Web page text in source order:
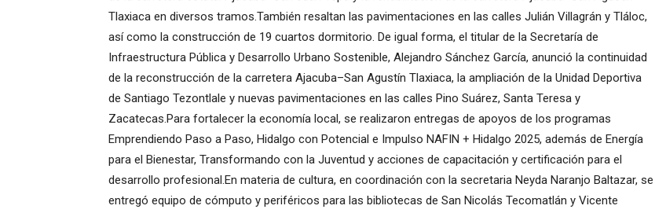
Tlaxiaca en diversos tramos.También resaltan las pavimentaciones en las calles Julián Villagrán y Tláloc,
así como la construcción de 19 cuartos dormitorio. De igual forma, el titular de la Secretaría de
Infraestructura Pública y Desarrollo Urbano Sostenible, Alejandro Sánchez García, anunció la continuidad
de la reconstrucción de la carretera Ajacuba–San Agustín Tlaxiaca, la ampliación de la Unidad Deportiva
de Santiago Tezontlale y nuevas pavimentaciones en las calles Pino Suárez, Santa Teresa y
Zacatecas.Para fortalecer la economía local, se realizaron entregas de apoyos de los programas
Emprendiendo Paso a Paso, Hidalgo con Potencial e Impulso NAFIN + Hidalgo 2025, además de Energía
para el Bienestar, Transformando con la Juventud y acciones de capacitación y certificación para el
desarrollo profesional.En materia de cultura, en coordinación con la secretaria Neyda Naranjo Baltazar, se
entregó equipo de cómputo y periféricos para las bibliotecas de San Nicolás Tecomatlán y Vicente